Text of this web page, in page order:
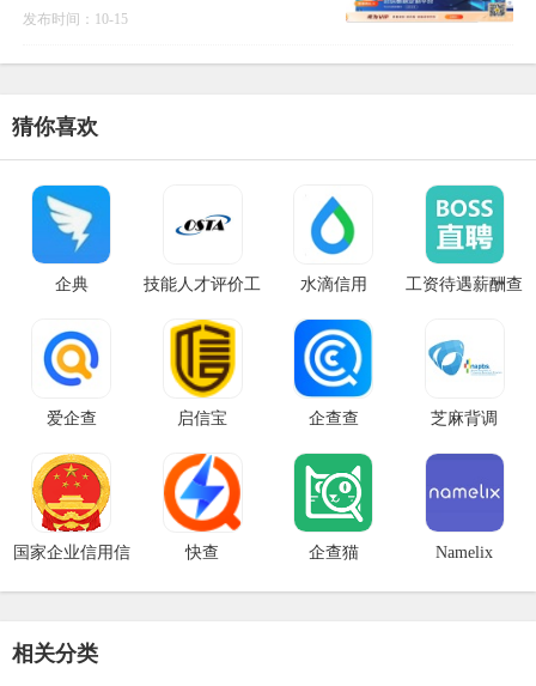
权、股权结构等多维度信息，帮助用户快
发布时间：10-15
猜你喜欢
企典
技能人才评价工
水滴信用
工资待遇薪酬查
爱企查 启信宝 企查查 芝麻背调
国家企业信用信
快查 企查猫 Namelix
相关分类